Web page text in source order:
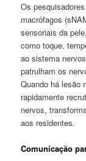
Os
macrófagos
sensoriais da
como toque,
ao sistema
patrulham os
Quando há lesão
rapidamente
nervos,
aos residentes.
Comunicação